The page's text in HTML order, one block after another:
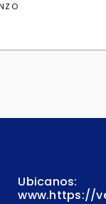
Ubicanos:
www.https://